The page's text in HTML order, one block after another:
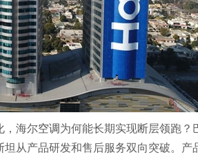
，海尔空调为何能长期实现断层领跑？
从产品研发和售后服务双向突破。产